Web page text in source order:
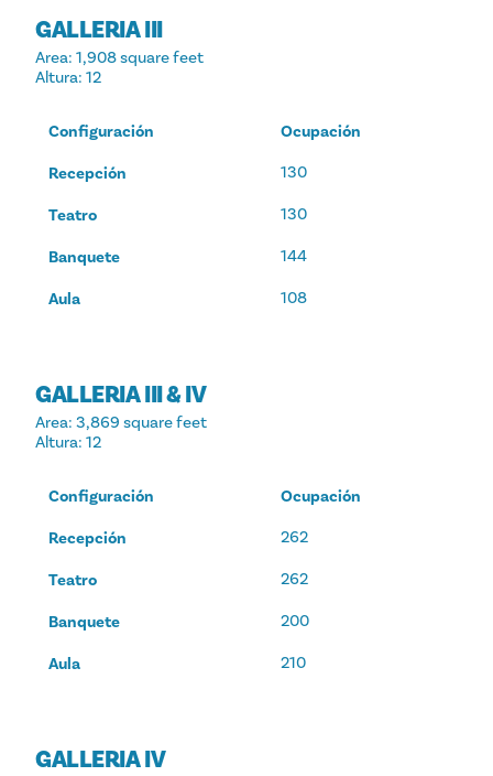
GALLERIA III
Area: 1,908 square feet
Altura: 12
Configuración Ocupación
Recepción 130
Teatro 130
Banquete 144
Aula 108
GALLERIA III & IV
Area: 3,869 square feet
Altura: 12
Configuración Ocupación
Recepción 262
Teatro 262
Banquete 200
Aula 210
GALLERIA IV